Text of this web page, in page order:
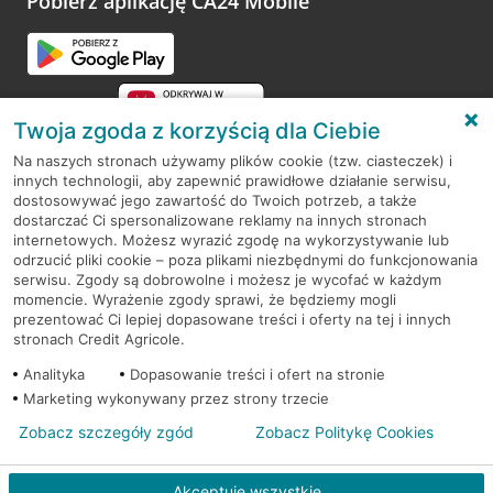
RODO
Regulamin serwisu
Mapa serwisu
PolitykaCookies
© 2026 Credit Agricole Bank Polska S.A. Wszelkie prawa zastrzeżone
Twoja zgoda z korzyścią dla Ciebie
Na naszych stronach używamy plików cookie (tzw. ciasteczek) i
innych technologii, aby zapewnić prawidłowe działanie serwisu,
dostosowywać jego zawartość do Twoich potrzeb, a także
dostarczać Ci spersonalizowane reklamy na innych stronach
internetowych. Możesz wyrazić zgodę na wykorzystywanie lub
odrzucić pliki cookie – poza plikami niezbędnymi do funkcjonowania
serwisu. Zgody są dobrowolne i możesz je wycofać w każdym
momencie. Wyrażenie zgody sprawi, że będziemy mogli
prezentować Ci lepiej dopasowane treści i oferty na tej i innych
stronach Credit Agricole.
Analityka
Dopasowanie treści i ofert na stronie
Marketing wykonywany przez strony trzecie
Zobacz szczegóły zgód Zobacz Politykę Cookies